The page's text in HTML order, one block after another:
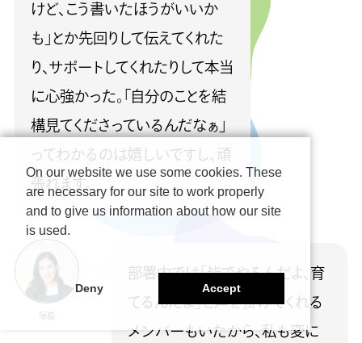
けど、こう書いたほうがいいか
も」とか先回りして伝えてくれた
り、サポートしてくれたりして本当
に心強かった。「自分のことを結
構見てくださっているんだなぁ」
ってわかるのは嬉しいですし、頑
張れます。
塚脇
部署内では「皆でやるんだよ、育
てるんだよ」と声を掛けてくれる
メンバーもいたから、私も変に
On our website we use some cookies. These
are necessary for our site to work properly
and to give us information about how our site
is used.
Deny Accept